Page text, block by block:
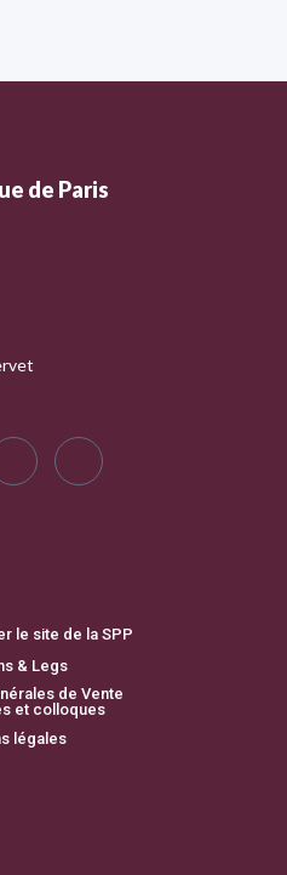
de Paris
le site de la SPP
& Legs
de Vente
et colloques
légales